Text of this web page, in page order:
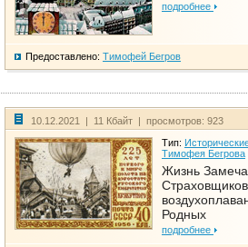
подробнее
Предоставлено: Тимофей Бегров
10.12.2021 | 11 Кбайт | просмотров: 923
Тип:
Тимофея Бегрова
Жизнь
Родных
подробнее